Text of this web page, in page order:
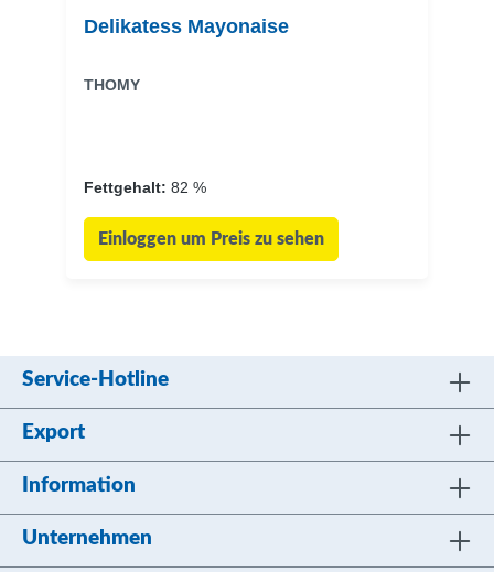
Delikatess Mayonaise
THOMY
Fettgehalt: 82 %
Einloggen um Preis zu sehen
Service-Hotline
Export
Information
Unternehmen